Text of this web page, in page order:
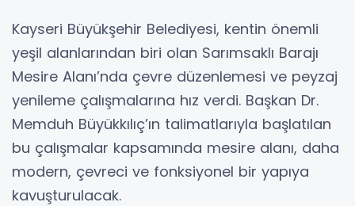
Kayseri Büyükşehir Belediyesi, kentin önemli
yeşil alanlarından biri olan Sarımsaklı Barajı
Mesire Alanı’nda çevre düzenlemesi ve peyzaj
yenileme çalışmalarına hız verdi. Başkan Dr.
Memduh Büyükkılıç’ın talimatlarıyla başlatılan
bu çalışmalar kapsamında mesire alanı, daha
modern, çevreci ve fonksiyonel bir yapıya
kavuşturulacak.